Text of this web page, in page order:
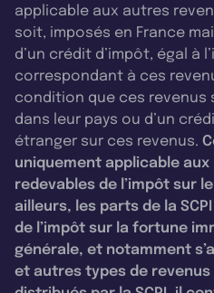
applicable aux autres
soit, imposés en France
d’un crédit d’impôt, égal à
correspondant à ces
condition que ces revenus
dans leur pays ou d’un
étranger sur ces revenus.
uniquement applicable
redevables de l’impôt sur
ailleurs, les parts de la
de l’impôt sur la fortune
générale, et notamment
et autres types de